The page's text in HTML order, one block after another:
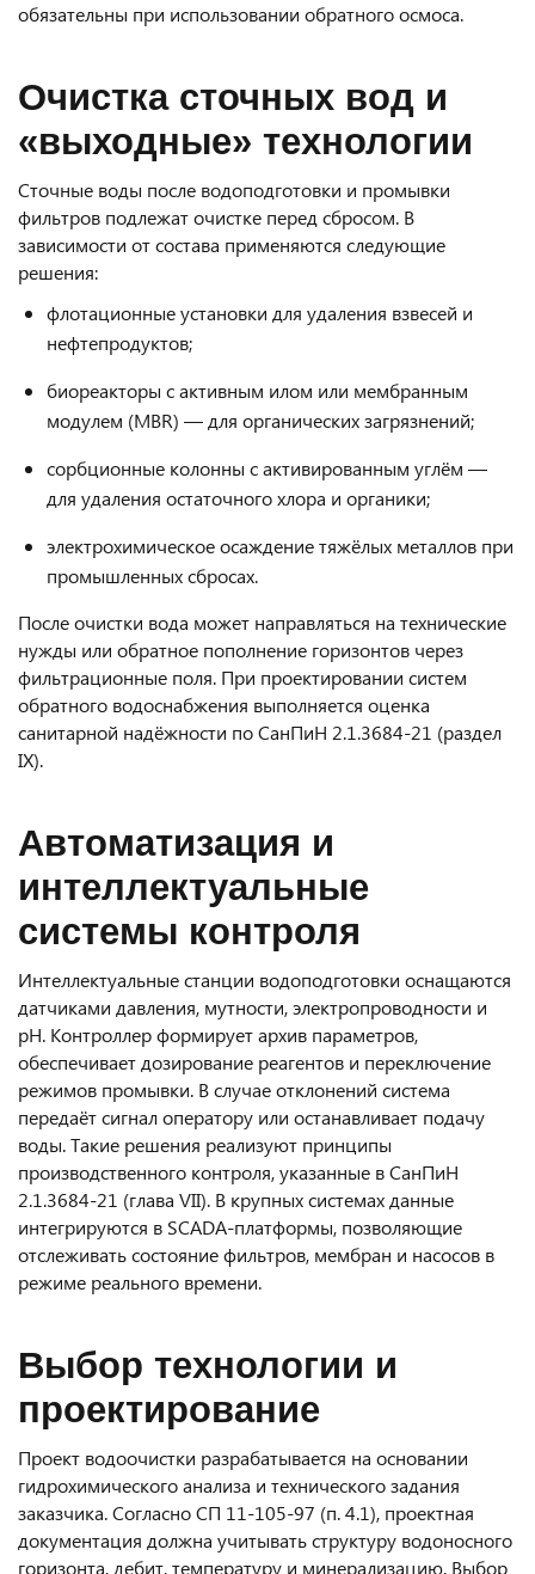
обязательны при использовании обратного осмоса.
Очистка сточных вод и
«выходные» технологии
Сточные воды после водоподготовки и промывки
фильтров подлежат очистке перед сбросом. В
зависимости от состава применяются следующие
решения:
флотационные установки для удаления взвесей и
нефтепродуктов;
биореакторы с активным илом или мембранным
модулем (MBR) — для органических загрязнений;
сорбционные колонны с активированным углём —
для удаления остаточного хлора и органики;
электрохимическое осаждение тяжёлых металлов при
промышленных сбросах.
После очистки вода может направляться на технические
нужды или обратное пополнение горизонтов через
фильтрационные поля. При проектировании систем
обратного водоснабжения выполняется оценка
санитарной надёжности по СанПиН 2.1.3684-21 (раздел
IX).
Автоматизация и
интеллектуальные
системы контроля
Интеллектуальные станции водоподготовки оснащаются
датчиками давления, мутности, электропроводности и
pH. Контроллер формирует архив параметров,
обеспечивает дозирование реагентов и переключение
режимов промывки. В случае отклонений система
передаёт сигнал оператору или останавливает подачу
воды. Такие решения реализуют принципы
производственного контроля, указанные в СанПиН
2.1.3684-21 (глава VII). В крупных системах данные
интегрируются в SCADA-платформы, позволяющие
отслеживать состояние фильтров, мембран и насосов в
режиме реального времени.
Выбор технологии и
проектирование
Проект водоочистки разрабатывается на основании
гидрохимического анализа и технического задания
заказчика. Согласно СП 11-105-97 (п. 4.1), проектная
документация должна учитывать структуру водоносного
горизонта, дебит, температуру и минерализацию. Выбор